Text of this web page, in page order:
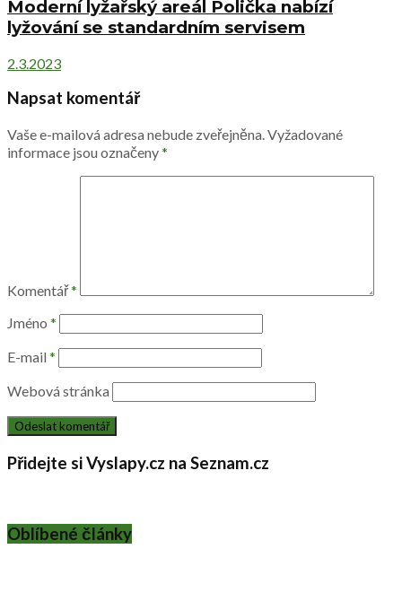
Moderní lyžařský areál Polička nabízí
lyžování se standardním servisem
2.3.2023
Napsat komentář
Vaše e-mailová adresa nebude zveřejněna.Vyžadované
informace jsou označeny*
Komentář*
Jméno *
E-mail *
Webová stránka
Přidejte si Vyslapy.cz na Seznam.cz
Oblíbené články